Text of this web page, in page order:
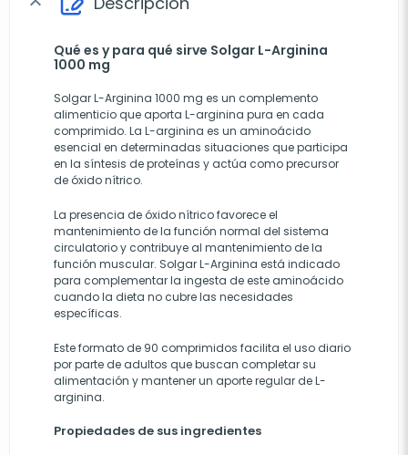
Qué es y para qué sirve Solgar L-Arginina
1000 mg
Solgar L-Arginina 1000 mg es un complemento
alimenticio que aporta L-arginina pura en cada
comprimido. La L-arginina es un aminoácido
esencial en determinadas situaciones que participa
en la síntesis de proteínas y actúa como precursor
de óxido nítrico.
La presencia de óxido nítrico favorece el
mantenimiento de la función normal del sistema
circulatorio y contribuye al mantenimiento de la
función muscular. Solgar L-Arginina está indicado
para complementar la ingesta de este aminoácido
cuando la dieta no cubre las necesidades
específicas.
Este formato de 90 comprimidos facilita el uso diario
por parte de adultos que buscan completar su
alimentación y mantener un aporte regular de L-
arginina.
Propiedades de sus ingredientes